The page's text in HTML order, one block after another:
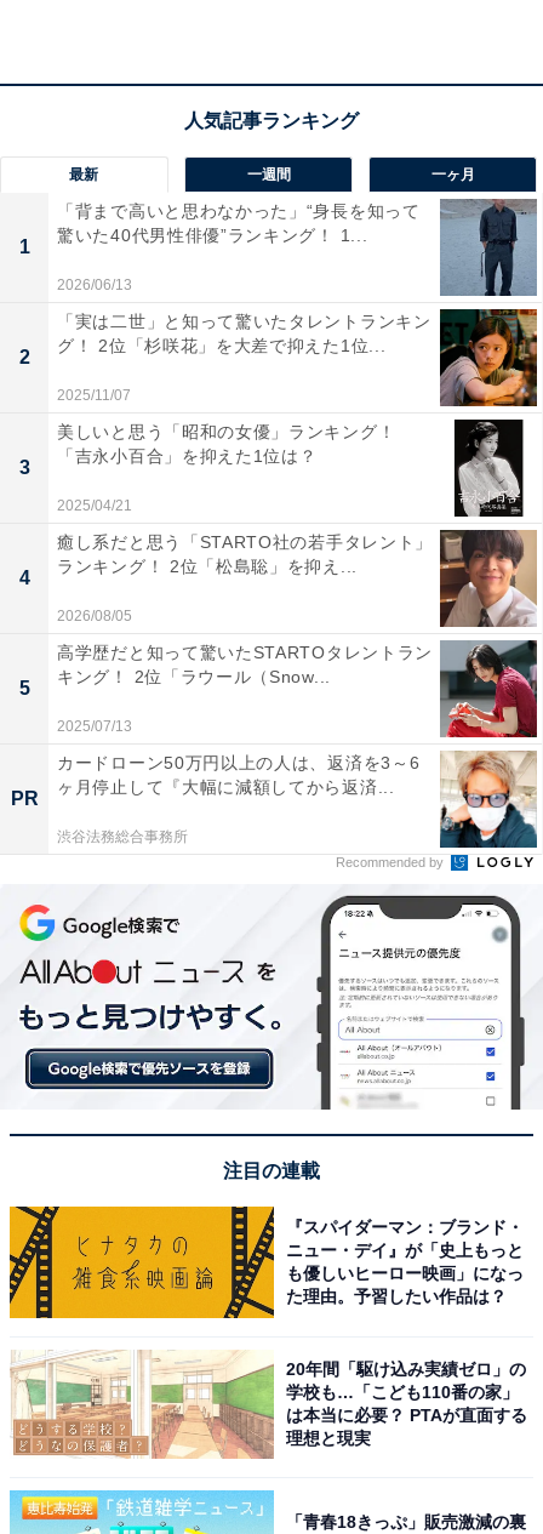
1位：牟岐町／109票
第1位は牟岐町（むぎちょう）でした。徳島県南東部の
海岸線に位置し、室戸阿南海岸国定公園の一部をなす美
しい海が特徴です。世界最大級のハマサンゴ「千年サン
ゴ」が見られるダイビングスポットとしても有名。「牟
岐」という漢字の組み合わせが難読の決め手となりまし
た。
回答者からは「どう読めばいいのか見当もつかない」
（40代男性／兵庫県）、「見た瞬間にパッと頭に思い浮
かばなかったため」（40代女性／兵庫県）、「教えても
らったらなるほどと思える漢字ですが、必ずと言ってい
いほど読み方が分からなくなります」（30代女性／山口
県）といった声が集まりました。
※回答者からのコメントは原文ママです
※記事内容は執筆時点のものです。最新の内容をご確認
ください
8位までのランキング結果を見る
最新 一週間 一ヶ月
1
「背まで高いと思わなかった」“身長を知って
驚いた40代男性俳優”ランキング！ 1...
2026/06/13
2
「実は二世」と知って驚いたタレントランキン
グ！ 2位「杉咲花」を大差で抑えた1位...
2025/11/07
3
美しいと思う「昭和の女優」ランキング！
「吉永小百合」を抑えた1位は？
2025/04/21
4
癒し系だと思う「STARTO社の若手タレント」
ランキング！ 2位「松島聡」を抑え...
2026/08/05
5
高学歴だと知って驚いたSTARTOタレントラン
キング！ 2位「ラウール（Snow...
2025/07/13
PR
カードローン50万円以上の人は、返済を3～6
ヶ月停止して『大幅に減額してから返済...
渋谷法務総合事務所
Recommended by
注目の連載
『スパイダーマン：ブランド・
ニュー・デイ』が「史上もっと
も優しいヒーロー映画」になっ
た理由。予習したい作品は？
20年間「駆け込み実績ゼロ」の
学校も…「こども110番の家」
は本当に必要？ PTAが直面する
理想と現実
「青春18きっぷ」販売激減の裏